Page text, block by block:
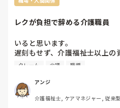
やるとしたら、子供、高齢者施
はしゃいでる時点で、子供っぽ
と思います。
大人っぽいにこだわり持ち過ぎ
そこに、こだわり持てば、迷走
にこだわるのは、第3者であっ
持ってる人、何人いてるのか
レクが負担で辞める介護職員
いると思います。
遅刻もせず、介護福祉士以上の
応も問題なし、各利用者の情報
さらにレクの準備。
レクの準備も中々大変なもので
調整が上手くいかないとクレー
クレーム 会議 職種
アンジ
介護福祉士, ケアマネジャー, 従来